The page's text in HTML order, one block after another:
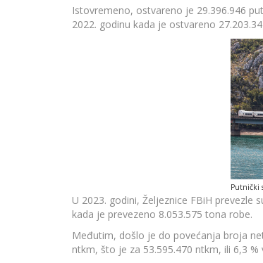
Istovremeno, ostvareno je 29.396.946
2022. godinu kada je ostvareno
Putnički
U 2023. godini, Željeznice FBiH prevezle
kada je prevezeno 8.053.575 tona robe.
Međutim, došlo je do povećanja broja
ntkm, što je za 53.595.470 ntkm, ili 6,3